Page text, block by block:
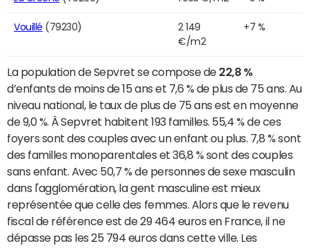
Vouillé (79230)
2 149
€/m2
+7 %
La population de Sepvret se compose de 22,8 %
d’enfants de moins de 15 ans et 7,6 % de plus de 75 ans. Au
niveau national, le taux de plus de 75 ans est en moyenne
de 9,0 %. À Sepvret habitent 193 familles. 55,4 % de ces
foyers sont des couples avec un enfant ou plus. 7,8 % sont
des familles monoparentales et 36,8 % sont des couples
sans enfant. Avec 50,7 % de personnes de sexe masculin
dans l'agglomération, la gent masculine est mieux
représentée que celle des femmes. Alors que le revenu
fiscal de référence est de 29 464 euros en France, il ne
dépasse pas les 25 794 euros dans cette ville. Les